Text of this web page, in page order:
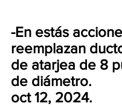
-En estás
reemplazan
de atarjea de 8
de diámetro.
oct 12, 2024.